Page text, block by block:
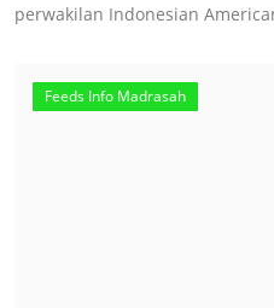
perwakilan Indonesian
Feeds Info Madrasah